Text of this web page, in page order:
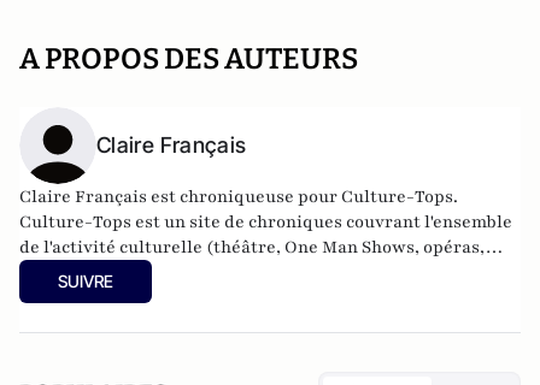
A PROPOS DES AUTEURS
Claire Français
Claire Français est chroniqueuse pour Culture-Tops. ​
Culture-Tops est un site de chroniques couvrant l'ensemble
de l'activité culturelle (théâtre, One Man Shows, opéras,
ballets, spectacles divers, cinéma, expos, livres, etc.).
Culture-Tops a été créé en novembre 2013 par Jacques
SUIVRE